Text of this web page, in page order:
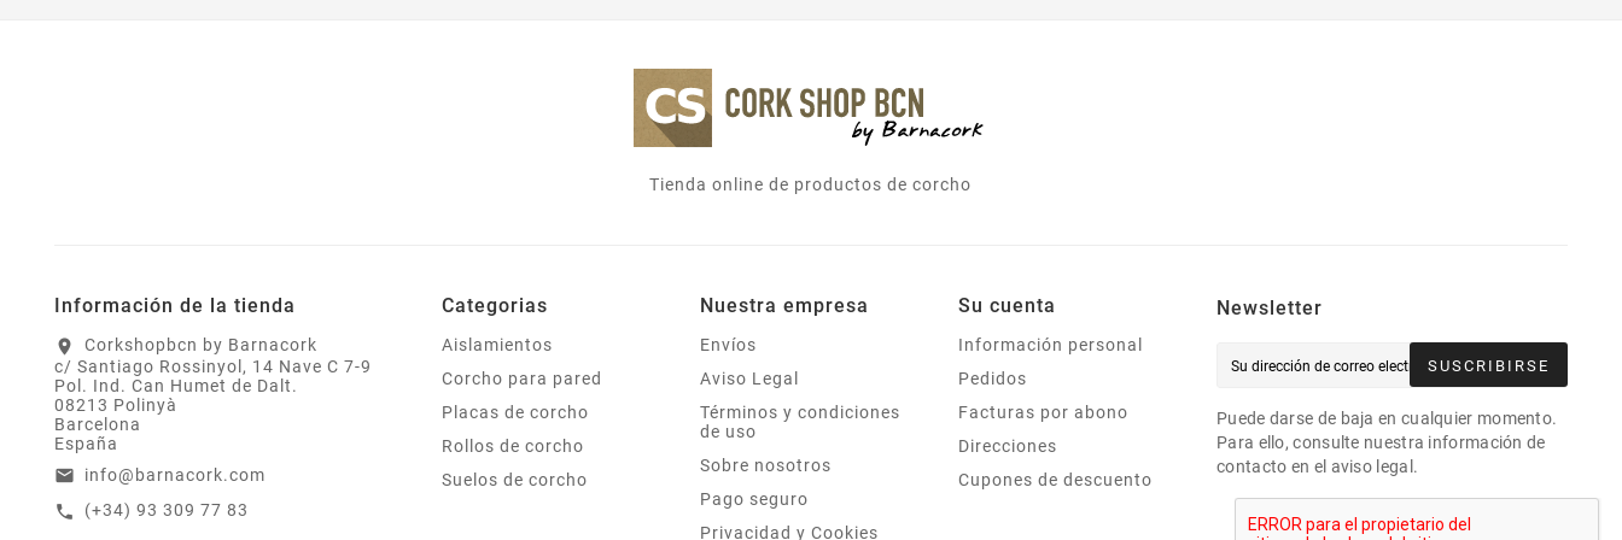
Tienda online de productos de corcho
Información de la tienda
location_on
Corkshopbcn by Barnacork
c/ Santiago Rossinyol, 14 Nave C 7-9
Pol. Ind. Can Humet de Dalt.
08213 Polinyà
Barcelona
España
email info@barnacork.com
call (+34) 93 309 77 83
Categorias
Aislamientos
Corcho para pared
Placas de corcho
Rollos de corcho
Suelos de corcho
Nuestra empresa
Envíos
Aviso Legal
Términos y condiciones
de uso
Sobre nosotros
Pago seguro
Privacidad y Cookies
Su cuenta
Información personal
Pedidos
Facturas por abono
Direcciones
Cupones de descuento
Newsletter
SUSCRIBIRSE
Puede darse de baja en cualquier momento.
Para ello, consulte nuestra información de
contacto en el aviso legal.